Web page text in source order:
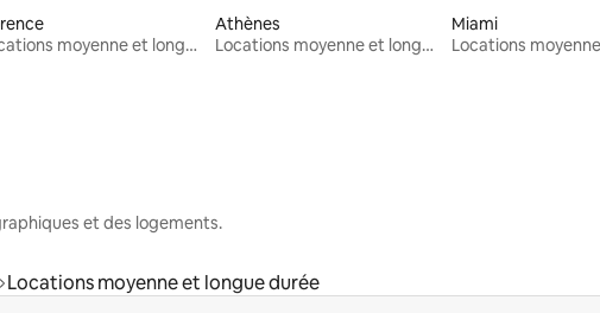
Locations moyenne et longue durée
Athènes
Locations moyenne et longue durée
Miami
et des logements.
Locations moyenne et longue durée